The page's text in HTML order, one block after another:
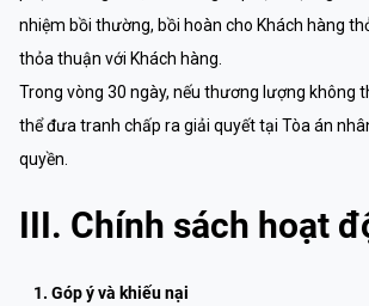
nhiệm bồi thường, bồi hoàn cho Khách hàng
thỏa thuận với Khách hàng.
Trong vòng 30 ngày, nếu thương lượng không
thể đưa tranh chấp ra giải quyết tại Tòa án
quyền.
III. Chính sách hoạt
1. Góp ý và khiếu nại